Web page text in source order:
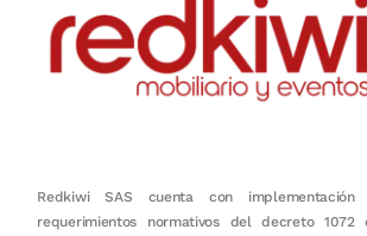
Redkiwi SAS cuenta con
requerimientos normativos del decreto